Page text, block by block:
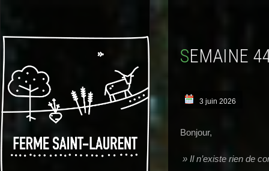
SEMAINE
3 juin 2026
Bonjour,
» Il n’existe rien de